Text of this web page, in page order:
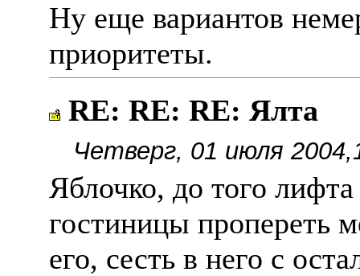
Ну еще вариантов
приоритеты.
RE: RE: RE: Ялта
Четверг, 01 июля
Яблочко, до того
гостиницы пропереть
его, сесть в него с